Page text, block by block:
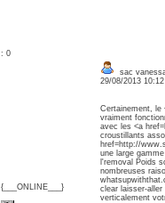
: 0
{___ONLINE___}
sac
29/08/2013
Certainement, le
vraiment
avec les <a
croustillants
href=http://
une large
l'removal Poids
nombreuses
clear laisser-
verticalement